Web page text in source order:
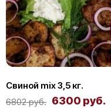
Свиной mix 3,5 кг.
6802 руб. 6300 руб.